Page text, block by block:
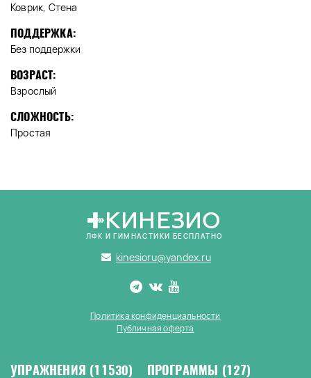
Коврик, Стена
ПОДДЕРЖКА:
Без поддержки
ВОЗРАСТ:
Взрослый
СЛОЖНОСТЬ:
Простая
КИНЕЗИО
ЛФК И ГИМНАСТИКИ БЕСПЛАТНО
kinesioru@yandex.ru
Политика конфиденциальности
Публичная оферта
УПРАЖНЕНИЯ (11530) ПРОГРАММЫ (127)